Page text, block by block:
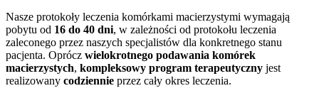
Nasze protokoły leczenia komórkami macierzystymi wymagają
pobytu od 16 do 40 dni, w zależności od protokołu leczenia
zaleconego przez naszych specjalistów dla konkretnego stanu
pacjenta. Oprócz wielokrotnego podawania komórek
macierzystych, kompleksowy program terapeutyczny jest
realizowany codziennie przez cały okres leczenia.